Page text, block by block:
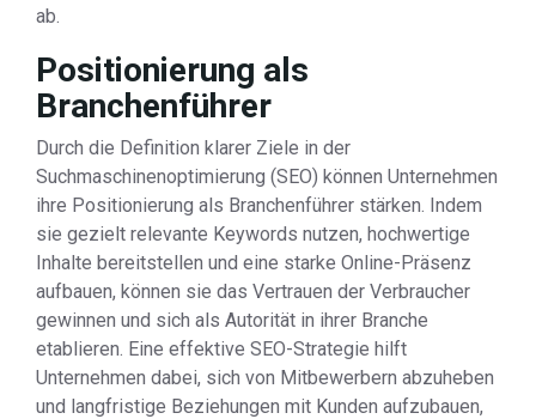
ab.
Positionierung als
Branchenführer
Durch die Definition klarer Ziele in der
Suchmaschinenoptimierung (SEO) können Unternehmen
ihre Positionierung als Branchenführer stärken. Indem
sie gezielt relevante Keywords nutzen, hochwertige
Inhalte bereitstellen und eine starke Online-Präsenz
aufbauen, können sie das Vertrauen der Verbraucher
gewinnen und sich als Autorität in ihrer Branche
etablieren. Eine effektive SEO-Strategie hilft
Unternehmen dabei, sich von Mitbewerbern abzuheben
und langfristige Beziehungen mit Kunden aufzubauen,